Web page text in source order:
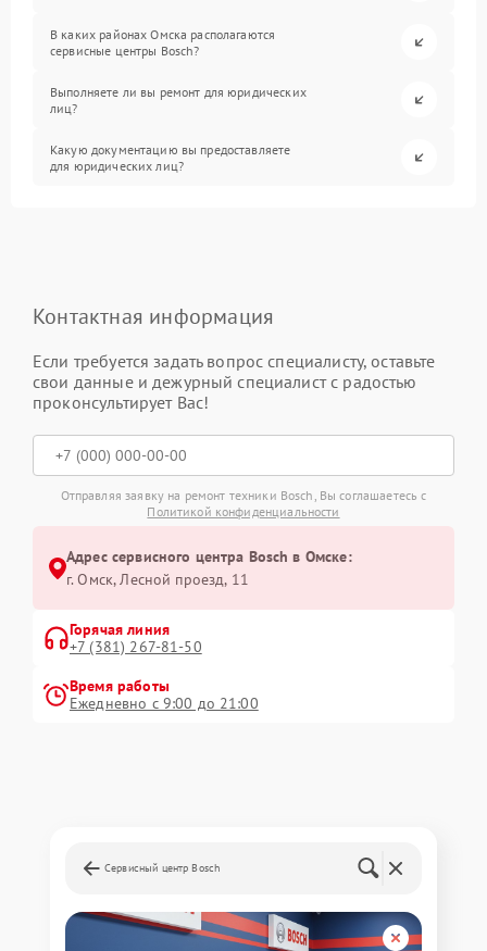
В каких районах Омска располагаются
сервисные центры Bosch?
Выполняете ли вы ремонт для юридических
лиц?
Какую документацию вы предоставляете
для юридических лиц?
Контактная информация
Если требуется задать вопрос специалисту, оставьте
свои данные и дежурный специалист с радостью
проконсультирует Вас!
Отправляя заявку на ремонт техники Bosch, Вы соглашаетесь с
Политикой конфиденциальности
Адрес сервисного центра Bosch в Омске:
г. Омск, ​Лесной проезд, 11
Горячая линия
+7 (381) 267-81-50
Время работы
Ежедневно с 9:00 до 21:00
Сервисный центр Bosch